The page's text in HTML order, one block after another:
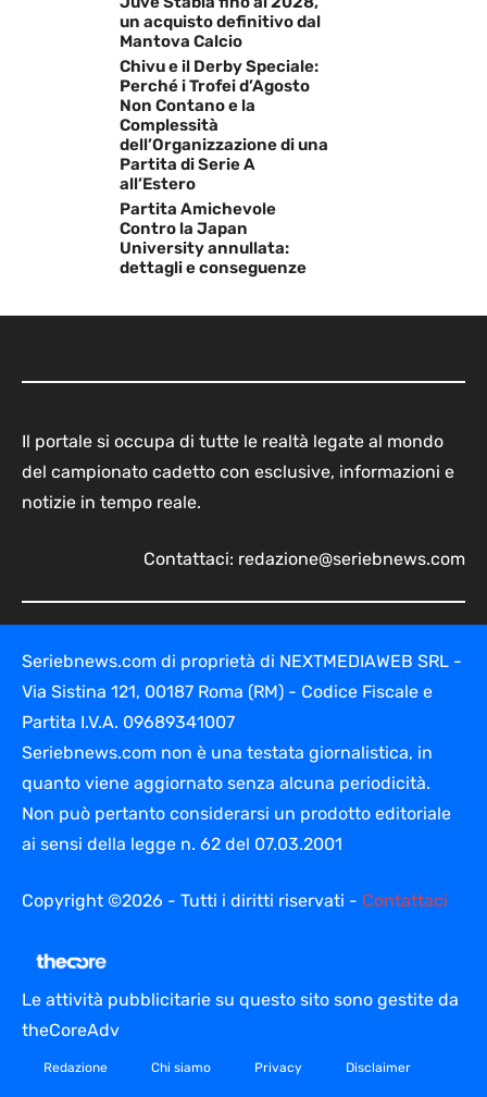
un acquisto definitivo dal
Mantova Calcio
Chivu e il Derby Speciale:
Perché i Trofei d’Agosto
Non Contano e la
Complessità
dell’Organizzazione di una
Partita di Serie A
all’Estero
Partita Amichevole
Contro la Japan
University annullata:
dettagli e conseguenze
Il portale si occupa di tutte le realtà legate al mondo
del campionato cadetto con esclusive, informazioni e
notizie in tempo reale.
Contattaci: redazione@seriebnews.com
Seriebnews.com di proprietà di NEXTMEDIAWEB SRL -
Via Sistina 121, 00187 Roma (RM) - Codice Fiscale e
Partita I.V.A. 09689341007
Seriebnews.com non è una testata giornalistica, in
quanto viene aggiornato senza alcuna periodicità.
Non può pertanto considerarsi un prodotto editoriale
ai sensi della legge n. 62 del 07.03.2001
Copyright ©2026 - Tutti i diritti riservati - Contattaci
Le attività pubblicitarie su questo sito sono gestite da
theCoreAdv
Redazione Chi siamo Privacy Disclaimer